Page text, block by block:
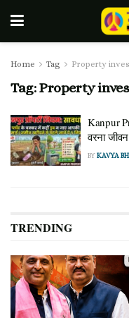
Home Tag Property
Tag:Property
Kanpur
वरना जीवन
BYKAVYA
TRENDING